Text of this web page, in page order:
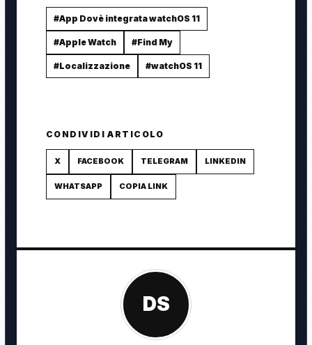
#App Dovè integrata watchOS 11
#Apple Watch #Find My
#Localizzazione #watchOS 11
CONDIVIDI ARTICOLO
X FACEBOOK TELEGRAM LINKEDIN
WHATSAPP COPIA LINK
DS